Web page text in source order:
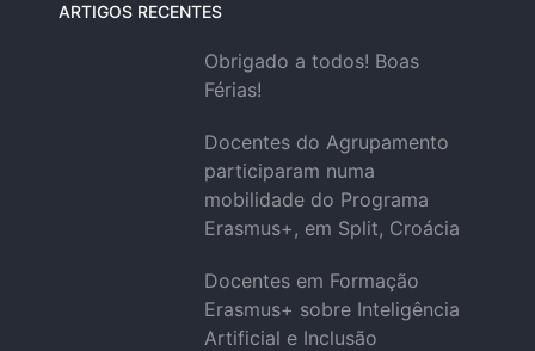
ARTIGOS RECENTES
Obrigado a todos! Boas
Férias!
Docentes do Agrupamento
participaram numa
mobilidade do Programa
Erasmus+, em Split, Croácia
Docentes em Formação
Erasmus+ sobre Inteligência
Artificial e Inclusão